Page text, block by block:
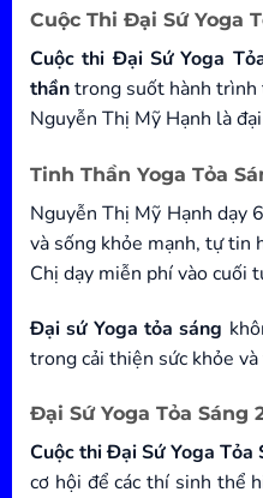
Cuộc Thi Đại Sứ Yoga
Cuộc thi Đại Sứ Yoga
thầntrong suốt hành trình
Nguyễn Thị Mỹ Hạnh là
Tinh Thần Yoga Tỏa
Nguyễn Thị Mỹ Hạnh dạy
và sống khỏe mạnh, tự tin
Chị dạy miễn phí vào cuối
Đại sứ Yoga tỏa sáng
trong cải thiện sức khỏe
Đại Sứ Yoga Tỏa Sáng
Cuộc thi Đại Sứ Yoga Tỏa
cơ hội để các thí sinh thể